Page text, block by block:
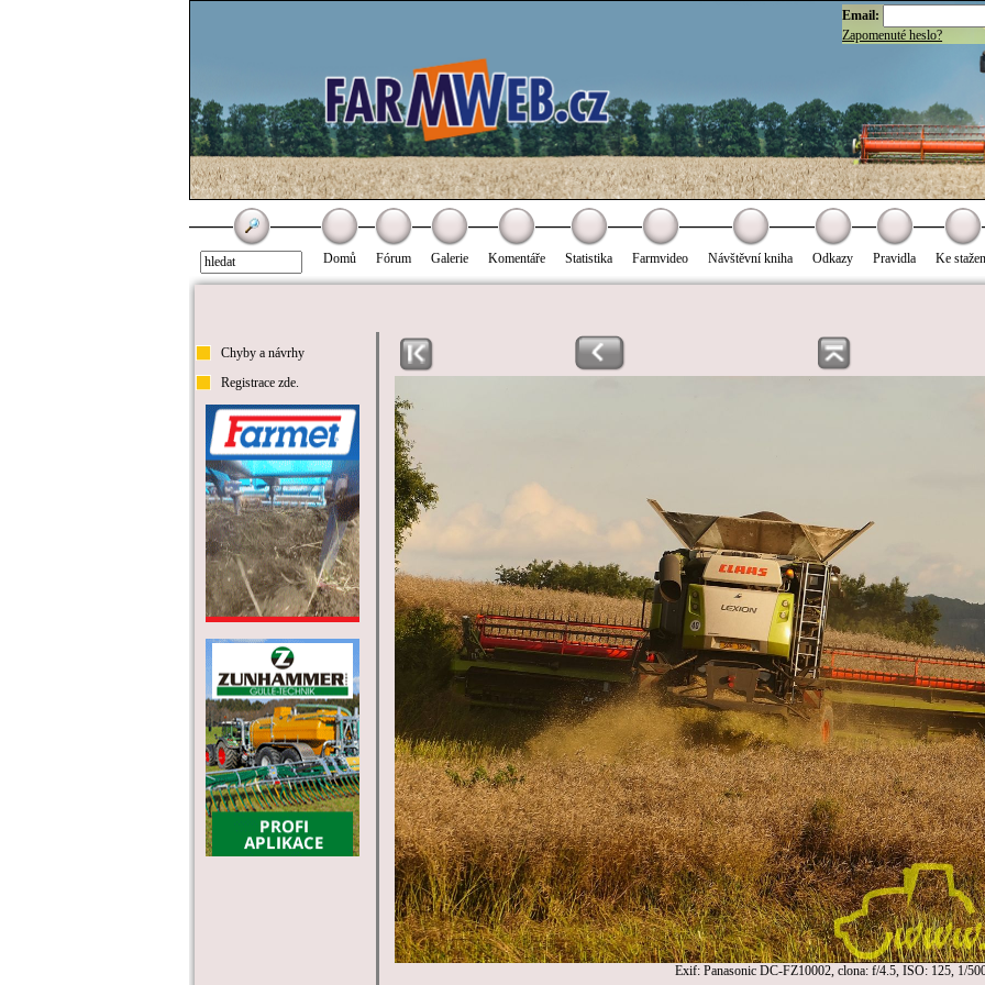
Email:
Zapomenuté heslo?
Domů Fórum Galerie Komentáře Statistika Farmvideo Návštěvní kniha Odkazy Pravidla Ke
Chyby a návrhy
Registrace zde.
Exif: Panasonic DC-FZ10002, clona: f/4.5, ISO: 125, 1/